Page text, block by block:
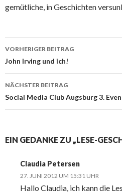
gemütliche, in Geschichten
Beitrags-
Navigation
VORHERIGER BEITRAG
John Irving und ich!
NÄCHSTER BEITRAG
Social Media Club Augsburg 3.
EIN GEDANKE ZU „LESE-
Claudia Petersen
27. JUNI 2012 UM 15:31 UHR
Hallo Claudia, ich kann die